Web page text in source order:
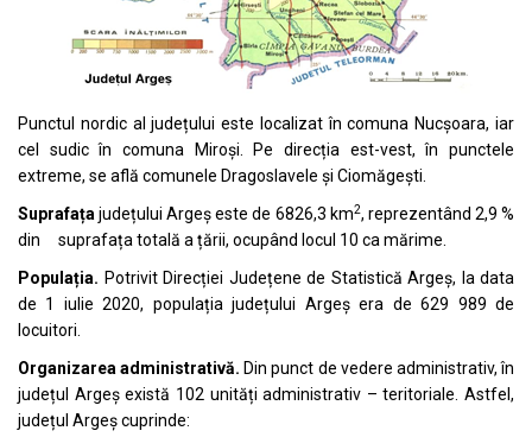
Punctul nordic al județului este localizat în comuna Nucșoara, iar
cel sudic în comuna Miroși. Pe direcția est-vest, în punctele
extreme, se află comunele Dragoslavele și Ciomăgești.
Suprafațajudețului Argeș este de 6826,3 km2, reprezentând 2,9 %
din suprafața totală a țării, ocupând locul 10 ca mărime.
Populația. Potrivit Direcției Județene de Statistică Argeș, la data
de 1 iulie 2020, populația județului Argeș era de 629 989 de
locuitori.
Organizarea administrativă. Din punct de vedere administrativ, în
județul Argeș există 102 unități administrativ – teritoriale. Astfel,
județul Argeș cuprinde: